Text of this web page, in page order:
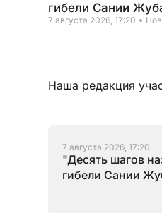
гибели Сании
7 августа 2026, 17:20
Наша редакция
7 августа 2026, 17:20
"Десять шагов
гибели Сании